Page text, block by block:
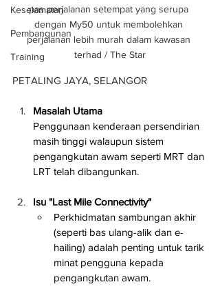
Keselamatan
Pembangunan
Training
pas perjalanan setempat yang serupa
dengan My50 untuk membolehkan
perjalanan lebih murah dalam kawasan
terhad / The Star
PETALING JAYA, SELANGOR
Masalah Utama
Penggunaan kenderaan persendirian
masih tinggi walaupun sistem
pengangkutan awam seperti MRT dan
LRT telah dibangunkan.
Isu "Last Mile Connectivity"
Perkhidmatan sambungan akhir
(seperti bas ulang-alik dan e-
hailing) adalah penting untuk tarik
minat pengguna kepada
pengangkutan awam.